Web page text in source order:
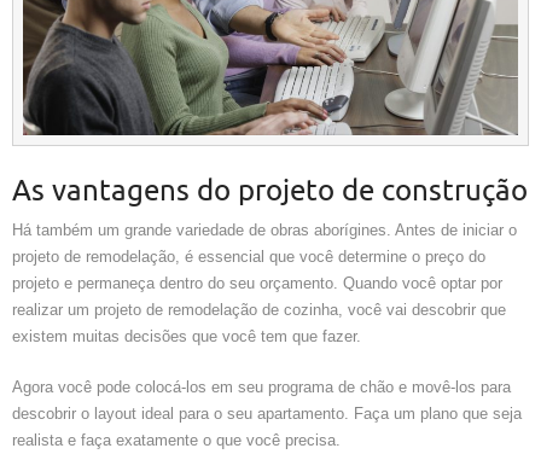
As vantagens do projeto de construção
Há também um grande variedade de obras aborígines. Antes de iniciar o
projeto de remodelação, é essencial que você determine o preço do
projeto e permaneça dentro do seu orçamento. Quando você optar por
realizar um projeto de remodelação de cozinha, você vai descobrir que
existem muitas decisões que você tem que fazer.
Agora você pode colocá-los em seu programa de chão e movê-los para
descobrir o layout ideal para o seu apartamento. Faça um plano que seja
realista e faça exatamente o que você precisa.